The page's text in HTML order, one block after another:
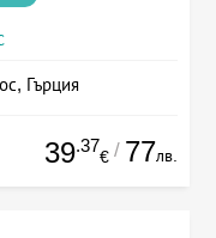
Гърция
39.37
€ / 77лв.